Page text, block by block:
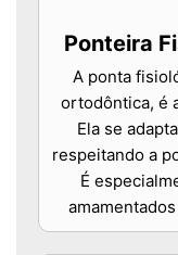
Ponteira
A ponta
ortodôntica, é
Ela se
respeitando a
É